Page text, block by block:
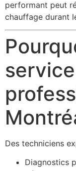
performant peut
chauffage durant
Des techniciens
Diagnostics